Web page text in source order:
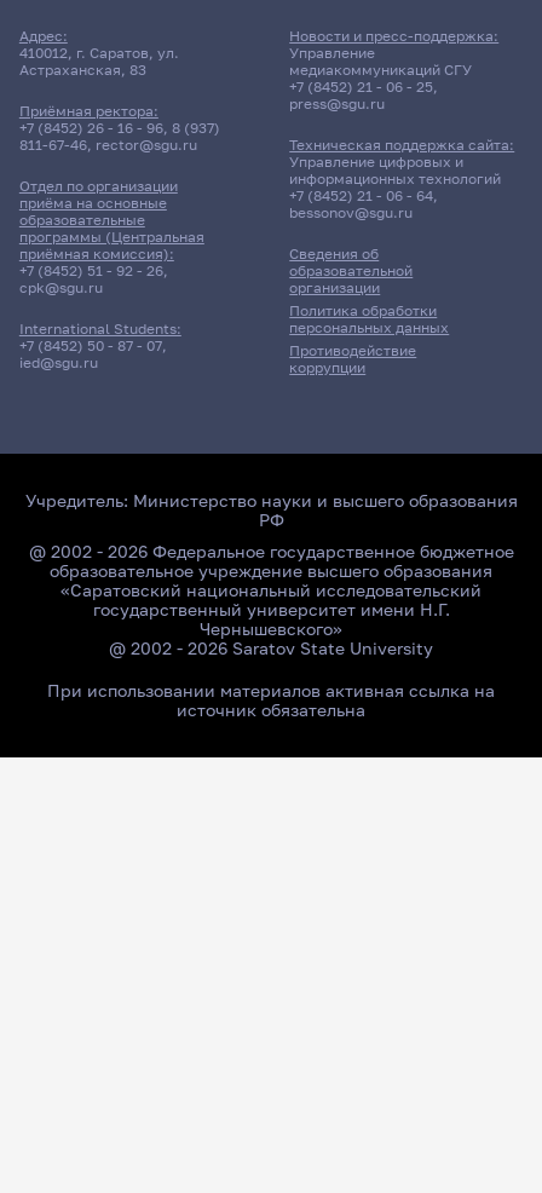
Адрес:
410012, г. Саратов, ул.
Астраханская, 83
Приёмная ректора:
+7 (8452) 26 - 16 - 96, 8 (937)
811-67-46, rector@sgu.ru
Отдел по организации
приёма на основные
образовательные
программы (Центральная
приёмная комиссия):
+7 (8452) 51 - 92 - 26,
cpk@sgu.ru
International Students:
+7 (8452) 50 - 87 - 07,
ied@sgu.ru
Сведения об
образовательной
организации
Политика обработки
персональных данных
Противодействие
коррупции
Новости и пресс-поддержка:
Управление
медиакоммуникаций СГУ
+7 (8452) 21 - 06 - 25,
press@sgu.ru
Техническая поддержка сайта:
Управление цифровых и
информационных технологий
+7 (8452) 21 - 06 - 64,
bessonov@sgu.ru
Учредитель: Министерство науки и высшего образования
РФ
@ 2002 - 2026 Федеральное государственное бюджетное
образовательное учреждение высшего образования
«Саратовский национальный исследовательский
государственный университет имени Н.Г.
Чернышевского»
@ 2002 - 2026 Saratov State University
При использовании материалов активная ссылка на
источник обязательна